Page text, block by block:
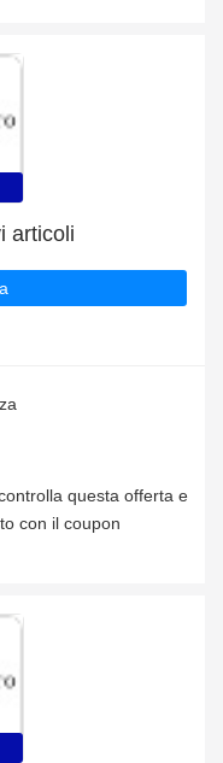
articoli
questa offerta e
con il coupon